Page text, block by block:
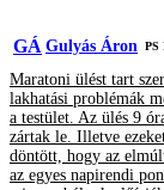
GÁ Gulyás Áron ‎PS
Maratoni ülést tart
lakhatási problémák
a testület. Az ülés 9
zártak le. Illetve
döntött, hogy az
az egyes napirendi